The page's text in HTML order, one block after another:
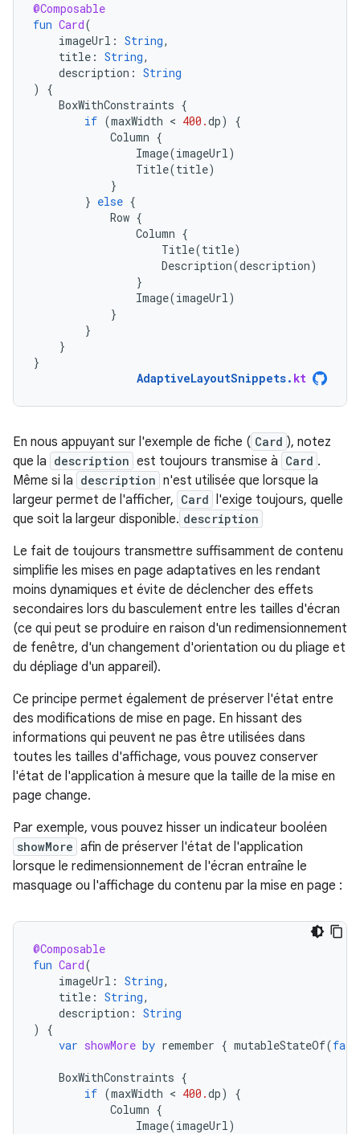
@Composable
fun Card(
imageUrl : String,
title : String,
description : String
)
{
BoxWithConstraints {
if (maxWidth < 400.dp)
{
Column {
Image(imageUrl)
Title(title)
}
} else {
Row {
Column {
Title(title)
Description(description)
}
Image(imageUrl)
}
}
}
}
AdaptiveLayoutSnippets. kt
En nous appuyant sur l'exemple de fiche ( Card ), notez
que la description est toujours transmise à Card .
Même si la description n'est utilisée que lorsque la
largeur permet de l'afficher, Card l'exige toujours, quelle
que soit la largeur disponible. description
Le fait de toujours transmettre suffisamment de contenu
simplifie les mises en page adaptatives en les rendant
moins dynamiques et évite de déclencher des effets
secondaires lors du basculement entre les tailles d'écran
(ce qui peut se produire en raison d'un redimensionnement
de fenêtre, d'un changement d'orientation ou du pliage et
du dépliage d'un appareil).
Ce principe permet également de préserver l'état entre
des modifications de mise en page. En hissant des
informations qui peuvent ne pas être utilisées dans
toutes les tailles d'affichage, vous pouvez conserver
l'état de l'application à mesure que la taille de la mise en
page change.
Par exemple, vous pouvez hisser un indicateur booléen
showMore afin de préserver l'état de l'application
lorsque le redimensionnement de l'écran entraîne le
masquage ou l'affichage du contenu par la mise en page :
@Composable
fun Card(
imageUrl : String,
title : String,
description : String
)
{
var showMore by remember { mutableStateOf(
BoxWithConstraints {
if (maxWidth < 400.dp)
{
Column {
Image(imageUrl)